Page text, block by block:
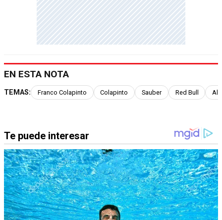
EN ESTA NOTA
TEMAS: Franco Colapinto Colapinto Sauber Red Bull